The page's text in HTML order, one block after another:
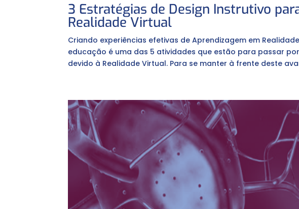
3 Estratégias de Design Instrutivo
Realidade Virtual
Criando experiências efetivas de Aprendizagem em
educação é uma das 5 atividades que estão para passar
devido à Realidade Virtual. Para se manter à frente deste